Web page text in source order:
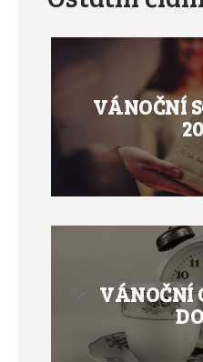
VÁNOČNÍ
VÁNOČNÍ